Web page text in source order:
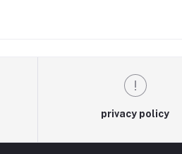
privacy policy